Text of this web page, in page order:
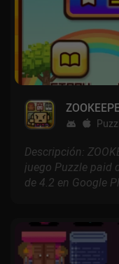
Descripción:
juego Puzzle paid
de 4.2 en Google